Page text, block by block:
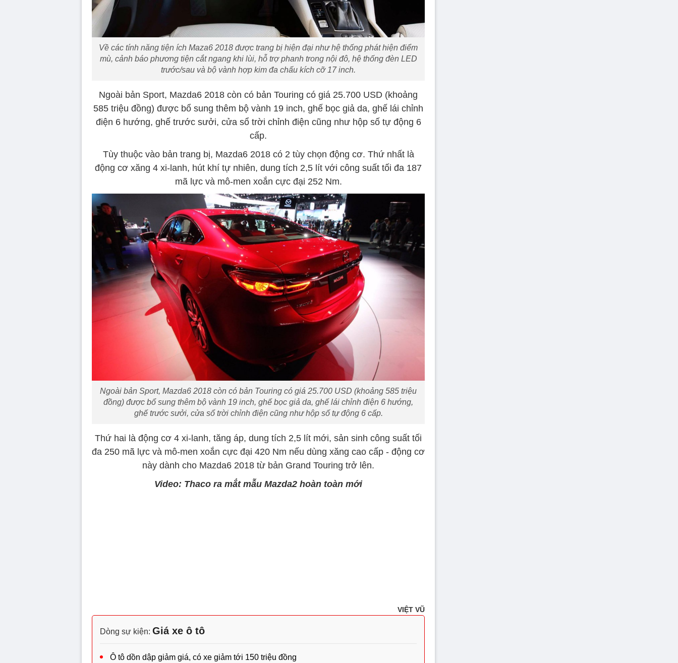
Về các tính năng tiện ích Maza6 2018 được trang bị hiện đại như hệ thống phát hiện điểm
mù, cảnh báo phương tiện cắt ngang khi lùi, hỗ trợ phanh trong nội đô, hệ thống đèn LED
trước/sau và bộ vành hợp kim đa chấu kích cỡ 17 inch.
Ngoài bản Sport, Mazda6 2018 còn có bản Touring có giá 25.700 USD (khoảng
585 triệu đồng) được bổ sung thêm bộ vành 19 inch, ghế bọc giả da, ghế lái chỉnh
điện 6 hướng, ghế trước sưởi, cửa sổ trời chỉnh điện cũng như hộp số tự động 6
cấp.
Tùy thuộc vào bản trang bị, Mazda6 2018 có 2 tùy chọn động cơ. Thứ nhất là
động cơ xăng 4 xi-lanh, hút khí tự nhiên, dung tích 2,5 lít với công suất tối đa 187
mã lực và mô-men xoắn cực đại 252 Nm.
Ngoài bản Sport, Mazda6 2018 còn có bản Touring có giá 25.700 USD (khoảng 585 triệu
đồng) được bổ sung thêm bộ vành 19 inch, ghế bọc giả da, ghế lái chỉnh điện 6 hướng,
ghế trước sưởi, cửa sổ trời chỉnh điện cũng như hộp số tự động 6 cấp.
Thứ hai là động cơ 4 xi-lanh, tăng áp, dung tích 2,5 lít mới, sản sinh công suất tối
đa 250 mã lực và mô-men xoắn cực đại 420 Nm nếu dùng xăng cao cấp - động cơ
này dành cho Mazda6 2018 từ bản Grand Touring trở lên.
Video: Thaco ra mắt mẫu Mazda2 hoàn toàn mới
VIỆT VŨ
Dòng sự kiện: Giá xe ô tô
Ô tô dồn dập giảm giá, có xe giảm tới 150 triệu đồng